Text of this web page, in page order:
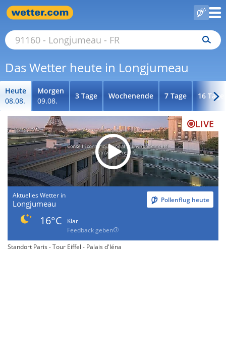
Das Wetter heute in Longjumeau
Heute
08.08.
Morgen
09.08.
3 Tage Wochenende 7 Tage 16 Tage
LIVE
Aktuelles Wetter in
Longjumeau Pollenflug heute
16°C
Klar
Feedback geben
Standort Paris - Tour Eiffel - Palais d'Iéna